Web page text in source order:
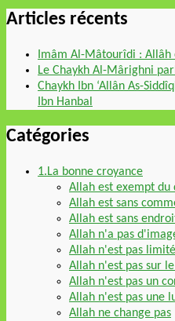
Articles récents
Imâm Al-Mâtourîdi : Allâh
Le Chaykh Al-Mârighni
Chaykh Ibn ‘Allân As-
Ibn Hanbal
Catégories
1.La bonne croyance
Allah est exempt
Allah est sans
Allah est sans
Allah n'a pas
Allah n'est pas limité
Allah n'est pas sur
Allah n'est pas un
Allah n'est pas une
Allah ne change pas